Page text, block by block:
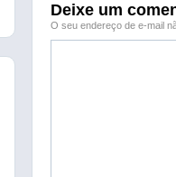
Deixe um
O seu endereço de e-mail